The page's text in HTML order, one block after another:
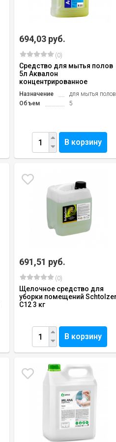
694,03 руб.
(0)
Средство для мытья полов
5л Аквалон
концентрированное
Назначение
для мытья полов
Объем
5
В корзину
691,51 руб.
(0)
Щелочное средство для
уборки помещений
C12 3 кг
В корзину